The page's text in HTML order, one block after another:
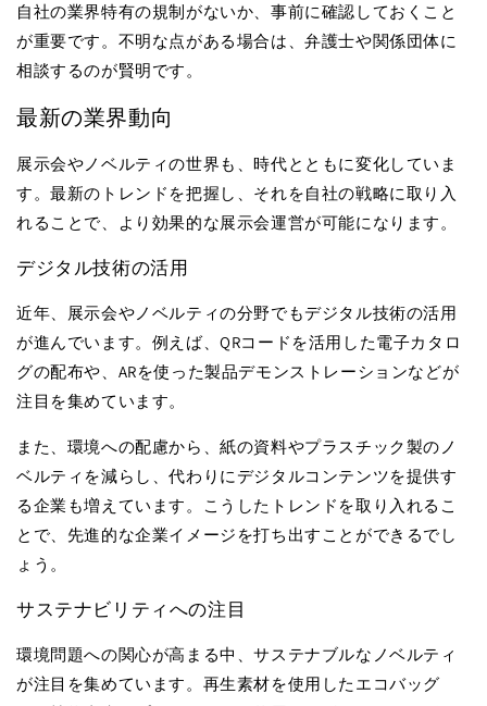
自社の業界特有の規制がないか、事前に確認しておくこと
が重要です。不明な点がある場合は、弁護士や関係団体に
相談するのが賢明です。
最新の業界動向
展示会やノベルティの世界も、時代とともに変化していま
す。最新のトレンドを把握し、それを自社の戦略に取り入
れることで、より効果的な展示会運営が可能になります。
デジタル技術の活用
近年、展示会やノベルティの分野でもデジタル技術の活用
が進んでいます。例えば、QRコードを活用した電子カタロ
グの配布や、 ARを使った製品デモンストレーションなどが
注目を集めています。
また、環境への配慮から、紙の資料やプラスチック製のノ
ベルティを減らし、代わりにデジタルコンテンツを提供す
る企業も増えています。こうしたトレンドを取り入れるこ
とで、先進的な企業イメージを打ち出すことができるでし
ょう。
サステナビリティへの注目
環境問題への関心が高まる中、サステナブルなノベルティ
が注目を集めています。再生素材を使用したエコバッグ